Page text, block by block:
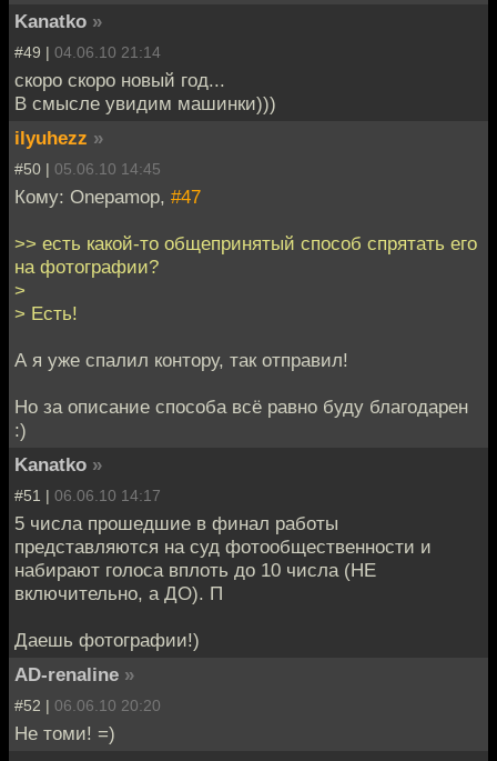
Kanatko »
#49 | 04.06.10 21:14
скоро скоро новый год...
В смысле увидим машинки)))
ilyuhezz »
#50 | 05.06.10 14:45
Кому: Onepamop, #47
>> есть какой-то общепринятый способ спрятать его
на фотографии?
>
> Есть!
А я уже спалил контору, так отправил!
Но за описание способа всё равно буду благодарен
:)
Kanatko »
#51 | 06.06.10 14:17
5 числа прошедшие в финал работы
представляются на суд фотообщественности и
набирают голоса вплоть до 10 числа (НЕ
включительно, а ДО). П
Даешь фотографии!)
AD-renaline »
#52 | 06.06.10 20:20
Не томи! =)